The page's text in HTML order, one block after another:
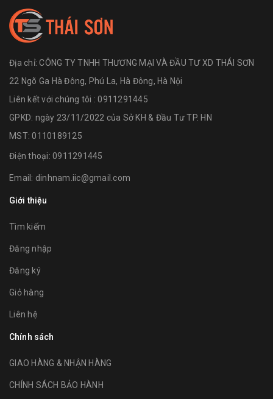
Địa chỉ:CÔNG TY TNHH THƯƠNG MẠI VÀ ĐẦU TƯ XD THÁI SƠN
22 Ngõ Ga Hà Đông, Phú La, Hà Đông, Hà Nội
Liên kết với chúng tôi : 0911291445
GPKD: ngày 23/11/2022 của Sở KH & Đầu Tư TP. HN
MST: 0110189125
Điện thoại: 0911291445
Email: dinhnam.iic@gmail.com
Giới thiệu
Tìm kiếm
Đăng nhập
Đăng ký
Giỏ hàng
Liên hệ
Chính sách
GIAO HÀNG & NHẬN HÀNG
CHÍNH SÁCH BẢO HÀNH